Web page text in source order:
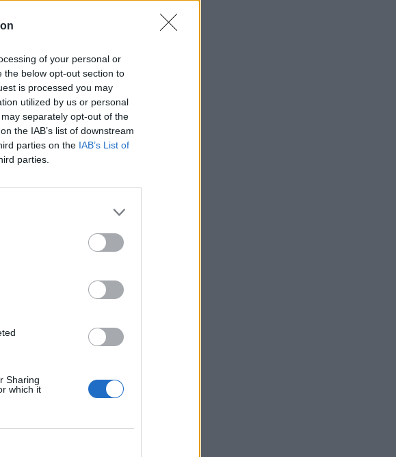
of your personal or
the below opt-out section to
is processed you may
utilized by us or personal
separately opt-out of the
the IAB’s list of downstream
parties on the IAB’s List of
parties.
Sharing
which it